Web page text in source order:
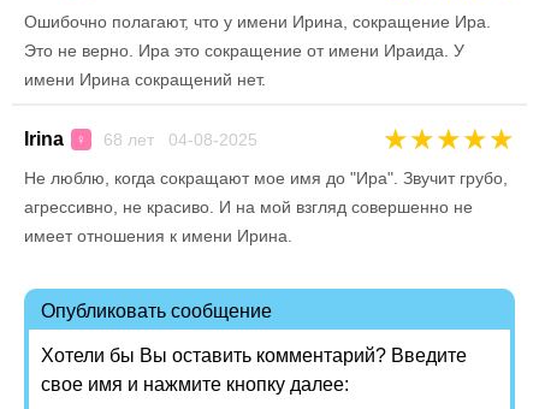
Ошибочно полагают, что у имени Ирина, сокращение Ира.
Это не верно. Ира это сокращение от имени Ираида. У
имени Ирина сокращений нет.
Irina ♀ 68 лет 04-08-2025 ★★★★★
Не люблю, когда сокращают мое имя до "Ира". Звучит грубо,
агрессивно, не красиво. И на мой взгляд совершенно не
имеет отношения к имени Ирина.
Опубликовать сообщение
Хотели бы Вы оставить комментарий? Введите
свое имя и нажмите кнопку далее: